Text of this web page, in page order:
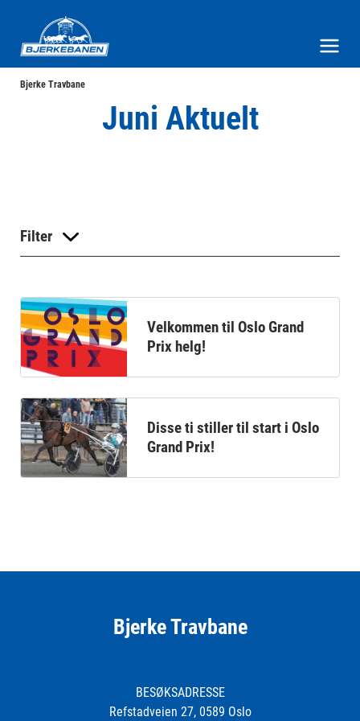
Bjerke Travbane
Juni Aktuelt
Filter
Velkommen til Oslo Grand
Prix helg!
Disse ti stiller til start i Oslo
Grand Prix!
Bjerke Travbane
BESØKSADRESSE
Refstadveien 27, 0589 Oslo